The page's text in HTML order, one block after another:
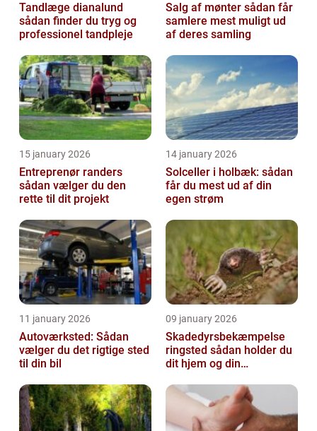
Tandlæge dianalund
sådan finder du tryg og
professionel tandpleje
Salg af mønter sådan får
samlere mest muligt ud
af deres samling
15 january 2026
Entreprenør randers
sådan vælger du den
rette til dit projekt
14 january 2026
Solceller i holbæk: sådan
får du mest ud af din
egen strøm
11 january 2026
Autoværksted: Sådan
vælger du det rigtige sted
til din bil
09 january 2026
Skadedyrsbekæmpelse
ringsted sådan holder du
dit hjem og din
gæster